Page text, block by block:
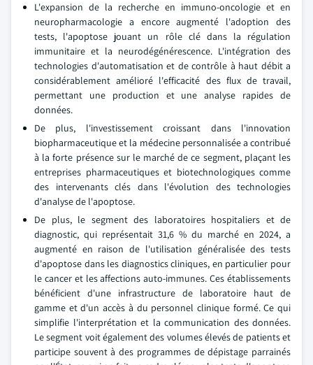
L'expansion de la recherche en immuno-oncologie et en
neuropharmacologie a encore augmenté l'adoption des
tests, l'apoptose jouant un rôle clé dans la régulation
immunitaire et la neurodégénérescence. L'intégration des
technologies d'automatisation et de contrôle à haut débit a
considérablement amélioré l'efficacité des flux de travail,
permettant une production et une analyse rapides de
données.
De plus, l'investissement croissant dans l'innovation
biopharmaceutique et la médecine personnalisée a contribué
à la forte présence sur le marché de ce segment, plaçant les
entreprises pharmaceutiques et biotechnologiques comme
des intervenants clés dans l'évolution des technologies
d'analyse de l'apoptose.
De plus, le segment des laboratoires hospitaliers et de
diagnostic, qui représentait 31,6 % du marché en 2024, a
augmenté en raison de l'utilisation généralisée des tests
d'apoptose dans les diagnostics cliniques, en particulier pour
le cancer et les affections auto-immunes. Ces établissements
bénéficient d'une infrastructure de laboratoire haut de
gamme et d'un accès à du personnel clinique formé. Ce qui
simplifie l'interprétation et la communication des données.
Le segment voit également des volumes élevés de patients et
participe souvent à des programmes de dépistage parrainés